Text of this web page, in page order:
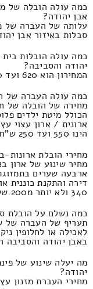
אבן יהודה?
עלותה של העברה של
סבלות באיזור אבן יהודה המחירון
כמה עולה הובלות
יהודה והסביבה?
המחירון הוא 620 ועד 240 ₪.
כמה עולה העברה של
מחירה של הובלה של
הכולל מיטת ילדים
ארונית / ארון עצוי
הינו 550 ועד 250 ש"ח.
מחירי הובלת ארונות-
מחיר שינוע של ארון
ארבעה שערים
דירה והתקנת כוננית
340 ולא יותר מ200 שקל.
כמה נשלם על הובלת
תעריף של העברה של
לאכילה או לחלופין
באבן יהודה והסביבה המחירון הינו
מה יעלה שינוע של
יהודה?
מחירי העברת מזנון